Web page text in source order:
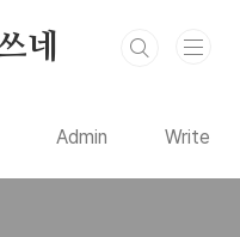
네
Admin Write